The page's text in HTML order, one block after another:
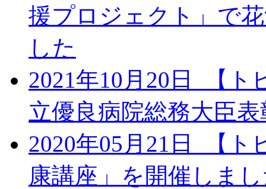
援プロジェクト」で
した
2021年10月20日
【
立優良病院総務大臣
2020年05月21日
【
康講座」を開催しま